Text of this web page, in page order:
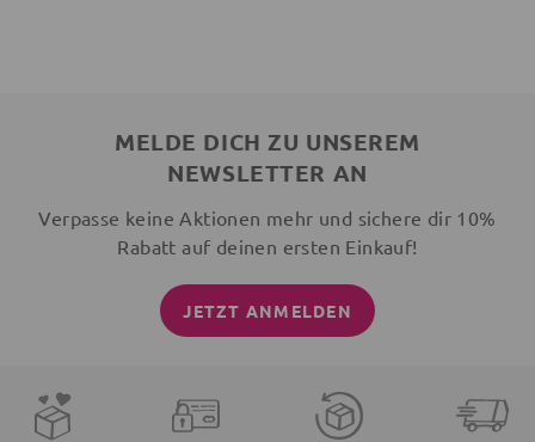
MELDE DICH ZU UNSEREM
NEWSLETTER AN
Verpasse keine Aktionen mehr und sichere dir 10%
Rabatt auf deinen ersten Einkauf!
JETZT ANMELDEN